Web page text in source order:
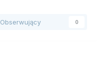
Obserwujący 0